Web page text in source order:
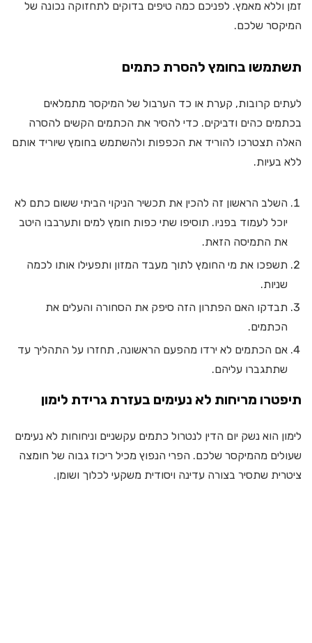
זמן וללא מאמץ. לפניכם כמה טיפים בדוקים לתחזוקה נכונה של
המיקסר שלכם.
תשתמשו בחומץ להסרת כתמים
לעתים קרובות, קערת או כד הערבול של המיקסר מתמלאים
בכתמים כהים ודביקים. כדי להסיר את הכתמים הקשים להסרה
האלה תצטרכו להוריד את הכפפות ולהשתמש בחומץ שיוריד אותם
ללא בעיות.
השלב הראשון זה להכין את תכשיר הניקוי הביתי ששום כתם לא
יוכל לעמוד בפניו. תוסיפו שתי כפות חומץ למים ותערבבו היטב
את התמיסה הזאת.
תשפכו את מי החומץ לתוך מעבד המזון ותפעילו אותו לכמה
שניות.
תבדקו האם הפתרון הזה סיפק את הסחורה והעלים את
הכתמים.
אם הכתמים לא ירדו מהפעם הראשונה, תחזרו על התהליך עד
שתתגברו עליהם.
תיפטרו מריחות לא נעימים בעזרת גרידת לימון
לימון הוא נשק יום הדין לנטרול כתמים עקשניים וניחוחות לא נעימים
שעולים מהמיקסר שלכם. הפרי הנפוץ מכיל ריכוז גבוה של חומצה
ציטרית שתסיר בצורה עדינה ויסודית משקעי לכלוך ושומן.